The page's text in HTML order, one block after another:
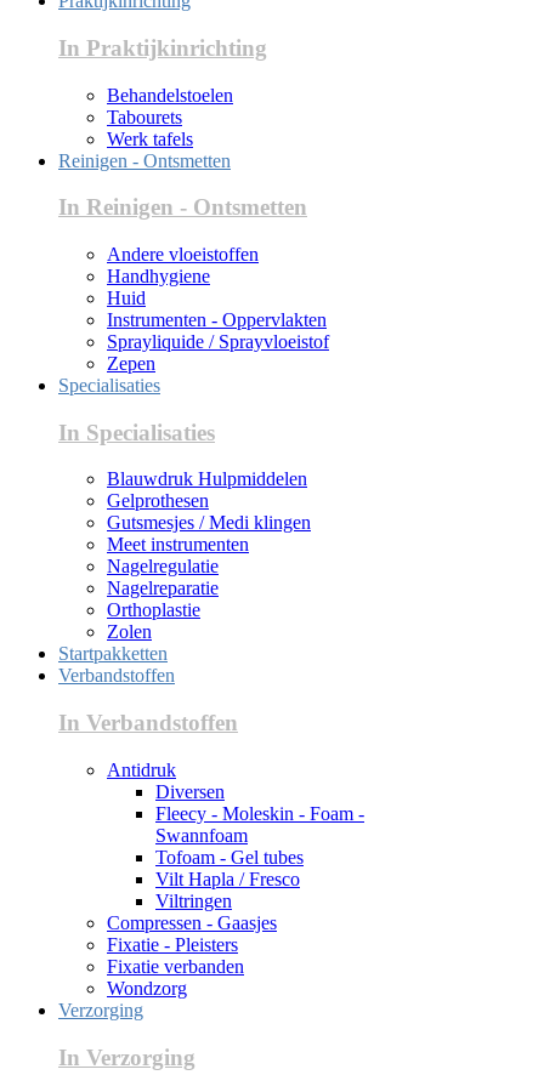
In Praktijkinrichting
Behandelstoelen
Tabourets
Werk tafels
Reinigen - Ontsmetten
In Reinigen - Ontsmetten
Andere vloeistoffen
Handhygiene
Huid
Instrumenten - Oppervlakten
Sprayliquide / Sprayvloeistof
Zepen
Specialisaties
In Specialisaties
Blauwdruk Hulpmiddelen
Gelprothesen
Gutsmesjes / Medi klingen
Meet instrumenten
Nagelregulatie
Nagelreparatie
Orthoplastie
Zolen
Startpakketten
Verbandstoffen
In Verbandstoffen
Antidruk
Diversen
Fleecy - Moleskin - Foam -
Swannfoam
Tofoam - Gel tubes
Vilt Hapla / Fresco
Viltringen
Compressen - Gaasjes
Fixatie - Pleisters
Fixatie verbanden
Wondzorg
Verzorging
In Verzorging